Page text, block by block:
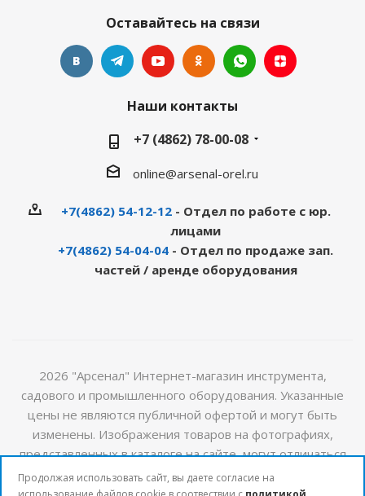
Оставайтесь на связи
Наши контакты
+7 (4862) 78-00-08
online@arsenal-orel.ru
+7(4862) 54-12-12- Отдел по работе с юр.
лицами
+7(4862) 54-04-04 - Отдел по продаже зап.
частей / аренде оборудования
2026 "Арсенал" Интернет-магазин инструмента,
садового и промышленного оборудования. Указанные
цены не являются публичной офертой и могут быть
изменены. Изображения товаров на фотографиях,
представленных в каталоге на сайте, могут отличаться
от оригиналов. Актуальную информацию о стоимости и
наличии товаров можно получить у наших менеджеров
Продолжая использовать сайт, вы даете согласие на